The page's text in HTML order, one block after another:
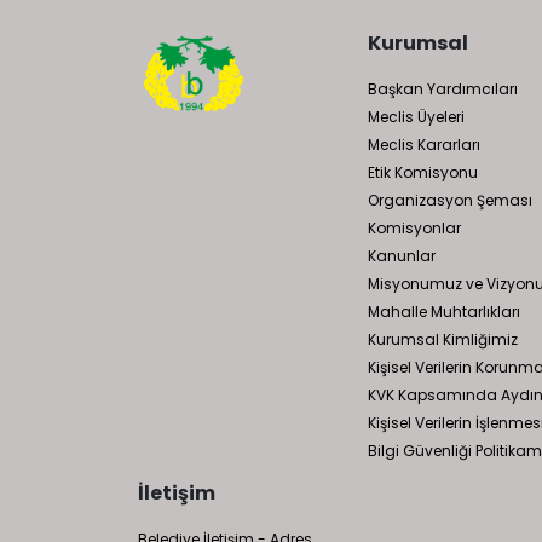
Kurumsal
Başkan Yardımcıları
Meclis Üyeleri
Meclis Kararları
Etik Komisyonu
Organizasyon Şeması
Komisyonlar
Kanunlar
Misyonumuz ve
Mahalle Muhtarlıkları
Kurumsal Kimliğimiz
Kişisel Verilerin
KVK Kapsamında
Kişisel Verilerin
Bilgi Güvenliği
İletişim